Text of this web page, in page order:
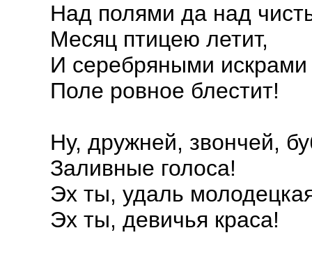
Над полями да над
Месяц птицею летит,
И серебряными искрами
Поле ровное блестит!
Ну, дружней, звончей,
Заливные голоса!
Эх ты, удаль
Эх ты, девичья краса!